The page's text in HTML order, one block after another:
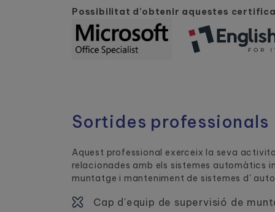
Possibilitat d’obtenir aquestes
Sortides professionals
Aquest professional exerceix la seva
relacionades amb els sistemes automàtics
muntatge i manteniment de sistemes d'
Cap d'equip de supervisió de